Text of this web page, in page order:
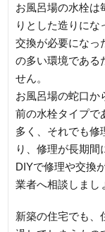
お風呂場の水栓は
りとした造りにな
交換が必要になっ
の多い環境である
せん。
お風呂場の蛇口か
前の水栓タイプで
多く、それでも修
り、修理が長期間
DIYで修理や交換
業者へ相談しまし
新築の住宅でも、